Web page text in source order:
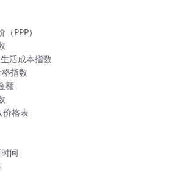
PPP）
活成本指数
指数
额
价格表
间